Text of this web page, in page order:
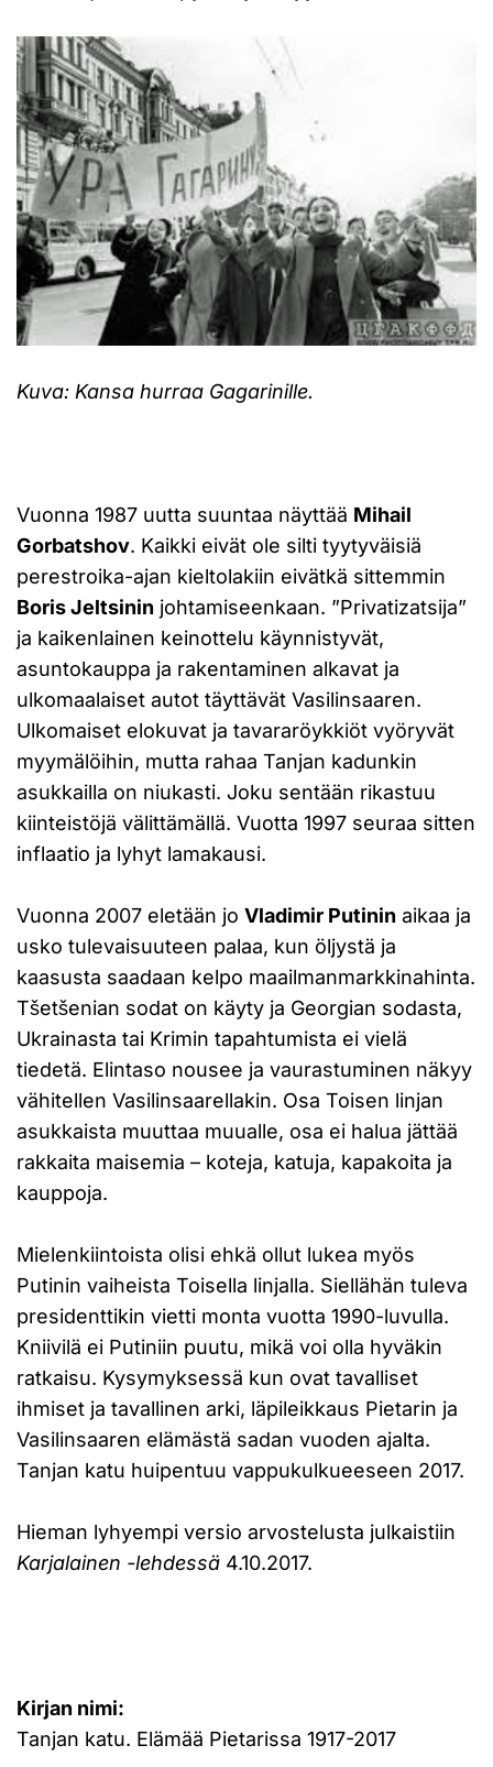
Kuva: Kansa hurraa Gagarinille.
Vuonna 1987 uutta suuntaa näyttää Mihail
Gorbatshov. Kaikki eivät ole silti tyytyväisiä
perestroika-ajan kieltolakiin eivätkä sittemmin
Boris Jeltsinin johtamiseenkaan. ”Privatizatsija”
ja kaikenlainen keinottelu käynnistyvät,
asuntokauppa ja rakentaminen alkavat ja
ulkomaalaiset autot täyttävät Vasilinsaaren.
Ulkomaiset elokuvat ja tavararöykkiöt vyöryvät
myymälöihin, mutta rahaa Tanjan kadunkin
asukkailla on niukasti. Joku sentään rikastuu
kiinteistöjä välittämällä. Vuotta 1997 seuraa sitten
inflaatio ja lyhyt lamakausi.
Vuonna 2007 eletään jo Vladimir Putinin aikaa ja
usko tulevaisuuteen palaa, kun öljystä ja
kaasusta saadaan kelpo maailmanmarkkinahinta.
Tšetšenian sodat on käyty ja Georgian sodasta,
Ukrainasta tai Krimin tapahtumista ei vielä
tiedetä. Elintaso nousee ja vaurastuminen näkyy
vähitellen Vasilinsaarellakin. Osa Toisen linjan
asukkaista muuttaa muualle, osa ei halua jättää
rakkaita maisemia – koteja, katuja, kapakoita ja
kauppoja.
Mielenkiintoista olisi ehkä ollut lukea myös
Putinin vaiheista Toisella linjalla. Siellähän tuleva
presidenttikin vietti monta vuotta 1990-luvulla.
Kniivilä ei Putiniin puutu, mikä voi olla hyväkin
ratkaisu. Kysymyksessä kun ovat tavalliset
ihmiset ja tavallinen arki, läpileikkaus Pietarin ja
Vasilinsaaren elämästä sadan vuoden ajalta.
Tanjan katu huipentuu vappukulkueeseen 2017.
Hieman lyhyempi versio arvostelusta julkaistiin
Karjalainen -lehdessä 4.10.2017.
Kirjan nimi:
Tanjan katu. Elämää Pietarissa 1917-2017